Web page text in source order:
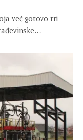
već gotovo tri